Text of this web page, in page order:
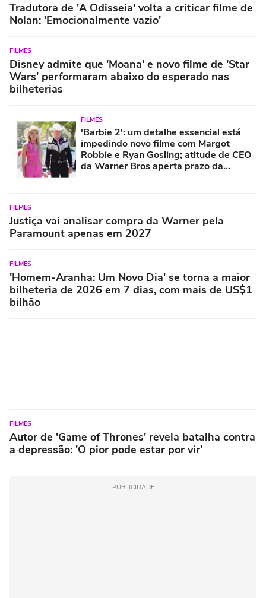
Tradutora de 'A Odisseia' volta a criticar filme de
Nolan: 'Emocionalmente vazio'
FILMES
Disney admite que 'Moana' e novo filme de 'Star
Wars' performaram abaixo do esperado nas
bilheterias
FILMES
'Barbie 2': um detalhe essencial está
impedindo novo filme com Margot
Robbie e Ryan Gosling; atitude de CEO
da Warner Bros aperta prazo da
FILMES
Justiça vai analisar compra da Warner pela
Paramount apenas em 2027
FILMES
'Homem-Aranha: Um Novo Dia' se torna a maior
bilheteria de 2026 em 7 dias, com mais de US$1
bilhão
FILMES
Autor de 'Game of Thrones' revela batalha contra
a depressão: 'O pior pode estar por vir'
PUBLICIDADE